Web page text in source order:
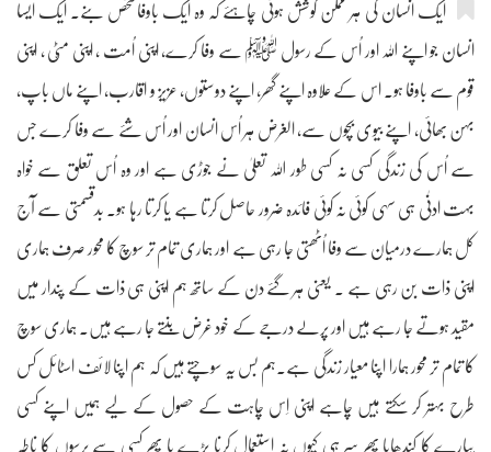
ایک انسان کی ہر ممکن کوشش ہونی چاہئے کہ وہ ایک باوفاشخص بنے۔ ایک ایسا
انسان جو اپنے اللہ اور اُس کے رسول ﷺ سے وفا کرے، اپنی اُمت ، اپنی مٹّی ، اپنی
قوم سے باوفا ہو۔ اس کے علاوہ اپنے گھر، اپنے دوستوں، عزیز و اقارب، اپنے ماں باپ،
بہن بھائی، اپنے بیوی بچوں سے، الغرض ہر اُس انسان اور اُس شئے سے وفا کرے جس
سے اُس کی زندگی کسی نہ کسی طور اللہ تعلیٰ نے جوڑی ہے اور وہ اُس تعلق سے خواہ
بہت ادنٰی ہی سہی کوئی نہ کوئی فائدہ ضرور حاصل کرتا ہے یا کرتا رہا ہو۔ بدقسمتی سے آج
کل ہمارے درمیان سے وفا اُٹھتی جا رہی ہے اور ہماری تمام تر سوچ کا محور صرف ہماری
اپنی ذات بن رہی ہے ۔ یعنی ہر گئے دن کے ساتھ ہم اپنی ہی ذات کے پندار میں
مقید ہوتے جا رہے ہیں اور پرلے درجے کے خود غرض بنتے جا رہے ہیں۔ ہماری سوچ
کا تمام تر محور ہمارا اپنا معیار زندگی ہے۔ہم بس یہ سوچتے ہیں کہ ہم اپنا لائف اسٹائل کس
طرح بہتر کر سکتے ہیں چاہے اپنی اِس چاہت کے حصول کے لیے ہمیں اپنے کسی
پیارے کا کندھایا پھر سر ہی کیوں نہ استعمال کرنا پڑے یا پھر کسی سے برسوں کا ناطہ